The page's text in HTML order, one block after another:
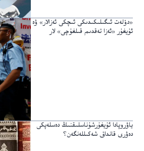
«دۆلەت ئىگىلىكىدىكى ئىچكى ئەزالار» ۋە
ئۇيغۇر «ئەزا تەقدىم قىلغۇچى» لار
ياۋروپادا ئۇيغۇرشۇناسلىقنىڭ دەسلەپكى
دەۋرى قانداق شەكىللەنگەن؟